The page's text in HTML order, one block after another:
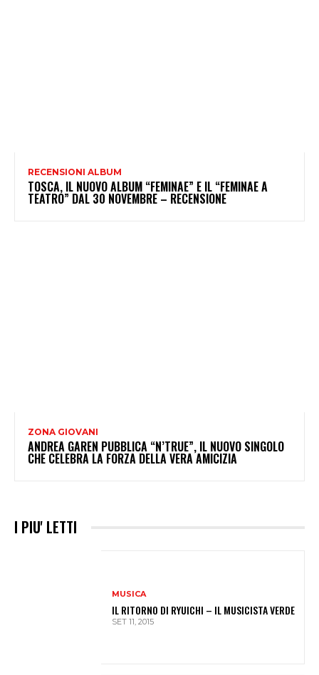
RECENSIONI ALBUM
TOSCA, IL NUOVO ALBUM “FEMINAE” E IL “FEMINAE A
TEATRO” DAL 30 NOVEMBRE – RECENSIONE
ZONA GIOVANI
ANDREA GAREN PUBBLICA “N’TRUE”, IL NUOVO SINGOLO
CHE CELEBRA LA FORZA DELLA VERA AMICIZIA
I PIU' LETTI
MUSICA
IL RITORNO DI RYUICHI – IL MUSICISTA VERDE
SET 11, 2015